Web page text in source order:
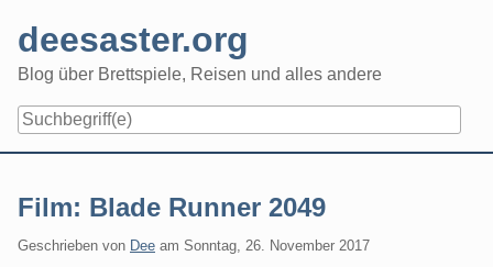
content
deesaster.org
Blog über Brettspiele, Reisen und alles andere
Film: Blade Runner 2049
Geschrieben von Dee am Sonntag, 26. November 2017